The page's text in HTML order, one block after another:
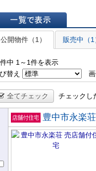
で表示
公開物件（1）
販売中（1
件中 1～1件を表示
替え
全てチェック チェックし
売店舗付
住宅
豊中市永楽荘